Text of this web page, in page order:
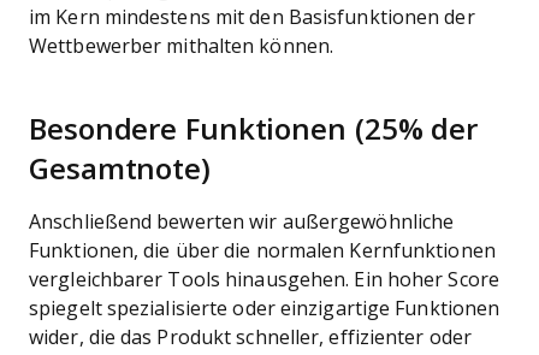
im Kern mindestens mit den Basisfunktionen der
Wettbewerber mithalten können.
Besondere Funktionen (25% der
Gesamtnote)
Anschließend bewerten wir außergewöhnliche
Funktionen, die über die normalen Kernfunktionen
vergleichbarer Tools hinausgehen. Ein hoher Score
spiegelt spezialisierte oder einzigartige Funktionen
wider, die das Produkt schneller, effizienter oder